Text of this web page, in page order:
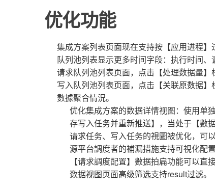
优化功能
集成方案列表页面现在支持按【应用进程】
队列池列表显示更多时间字段：执行时间、
请求队列池列表页面，点击【处理数据量】
写入队列池列表页面，点击【关联原数据
數據聚合情況。
优化集成方案的数据详情视图：使用单
存写入任务并重新推送】，当处于【數
请求任务、写入任务的視圖被优化，可
源平台調度者的補漏措施支持可視化配置
【请求調度配置】數据拍扁功能可以直
数据视图页面高级筛选支持result过滤。